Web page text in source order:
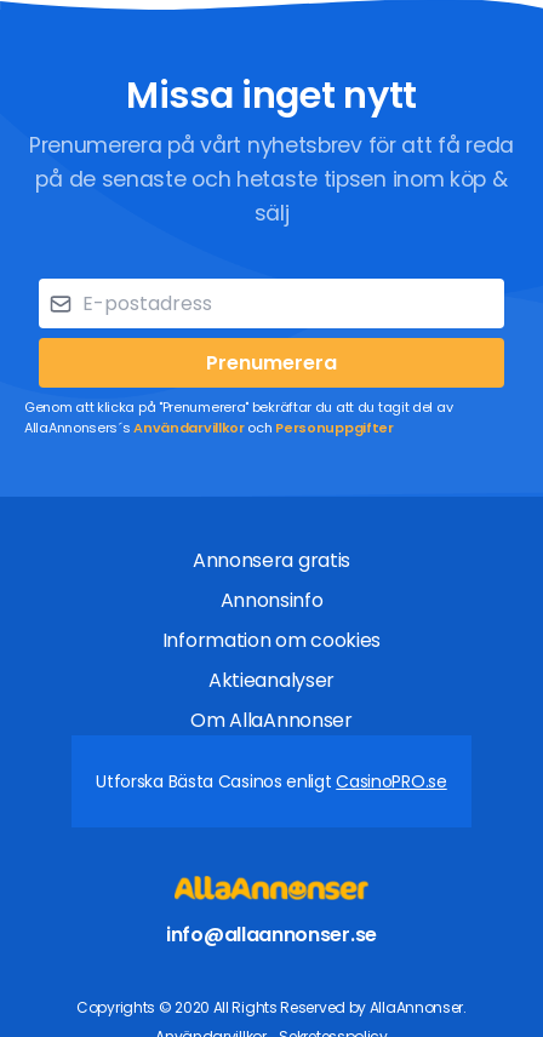
Missa inget nytt
Prenumerera på vårt nyhetsbrev för att få reda
på de senaste och hetaste tipsen inom köp &
sälj
Prenumerera
Genom att klicka på "Prenumerera" bekräftar du att du tagit del av
AllaAnnonsers´sAnvändarvillkoroch Personuppgifter
Annonsera gratis
Annonsinfo
Information om cookies
Aktieanalyser
Om AllaAnnonser
Utforska Bästa Casinos enligtCasinoPRO.se
info@allaannonser.se
Copyrights © 2020 All Rights Reserved by AllaAnnonser.